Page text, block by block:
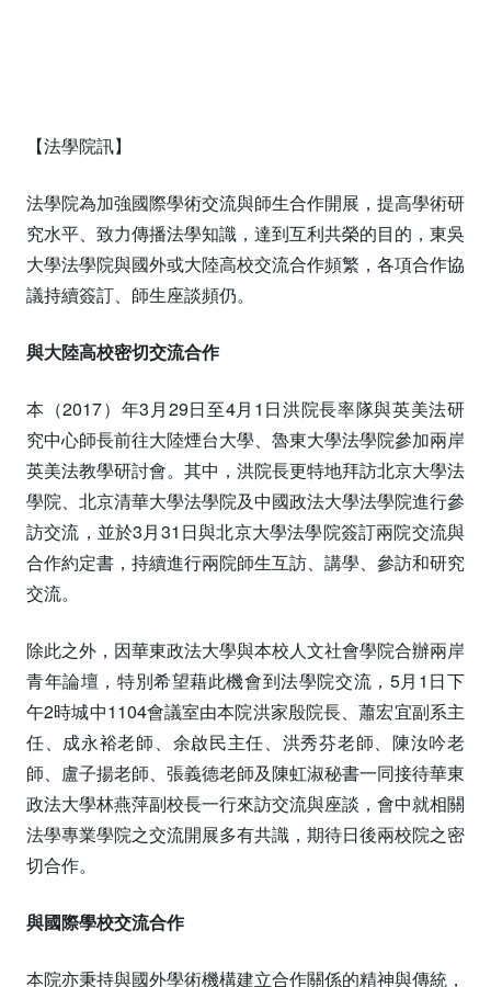
【法學院訊】
法學院為加強國際學術交流與師生合作開展，提高學術研
究水平、致力傳播法學知識，達到互利共榮的目的，東吳
大學法學院與國外或大陸高校交流合作頻繁，各項合作協
議持續簽訂、師生座談頻仍。
與大陸高校密切交流合作
本（2017）年3月29日至4月1日洪院長率隊與英美法研
究中心師長前往大陸煙台大學、魯東大學法學院參加兩岸
英美法教學研討會。其中，洪院長更特地拜訪北京大學法
學院、北京清華大學法學院及中國政法大學法學院進行參
訪交流，並於3月31日與北京大學法學院簽訂兩院交流與
合作約定書，持續進行兩院師生互訪、講學、參訪和研究
交流。
除此之外，因華東政法大學與本校人文社會學院合辦兩岸
青年論壇，特別希望藉此機會到法學院交流，5月1日下
午2時城中1104會議室由本院洪家殷院長、蕭宏宜副系主
任、成永裕老師、余啟民主任、洪秀芬老師、陳汝吟老
師、盧子揚老師、張義德老師及陳虹淑秘書一同接待華東
政法大學林燕萍副校長一行來訪交流與座談，會中就相關
法學專業學院之交流開展多有共識，期待日後兩校院之密
切合作。
與國際學校交流合作
本院亦秉持與國外學術機構建立合作關係的精神與傳統，